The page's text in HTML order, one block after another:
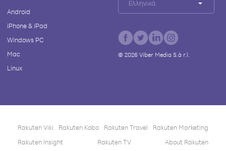
Android
iPhone & iPad
Windows PC
Mac
Linux
Ελληνικά
© 2026Viber Media S.à r.l.
Rakuten Viki Rakuten Kobo Rakuten Travel
Rakuten Marketing
Rakuten Insight
Rakuten TV About Rakuten